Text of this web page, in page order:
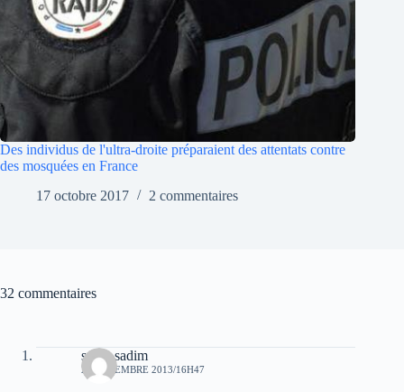
Des individus de l'ultra-droite préparaient des attentats contre
des mosquées en France
17 octobre 2017
2 commentaires
32 commentaires
sarah sadim
21 DÉCEMBRE 2013/16H47